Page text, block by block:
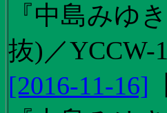
『中島みゆ
抜)／YCCW-
[2016-11-16]